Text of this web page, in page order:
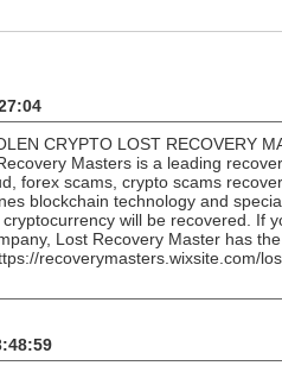
CRYPTO LOST RECOVERY
Masters is a leading
forex scams, crypto scams
blockchain technology and
will be recovered. If
Lost Recovery Master has
recoverymasters.wixsite.com/